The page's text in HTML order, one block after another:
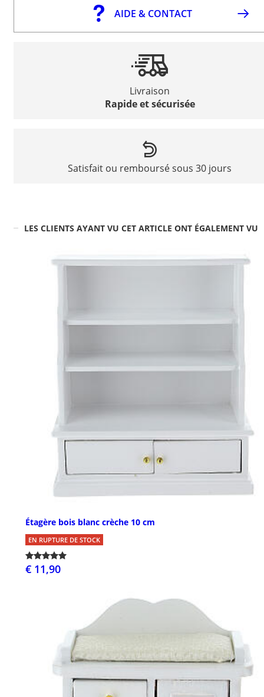
AIDE & CONTACT
Livraison
Rapide et sécurisée
Satisfait ou remboursé sous 30 jours
LES CLIENTS AYANT VU CET ARTICLE ONT ÉGALEMENT VU
Étagère bois blanc crèche 10 cm
EN RUPTURE DE STOCK
€ 11,90